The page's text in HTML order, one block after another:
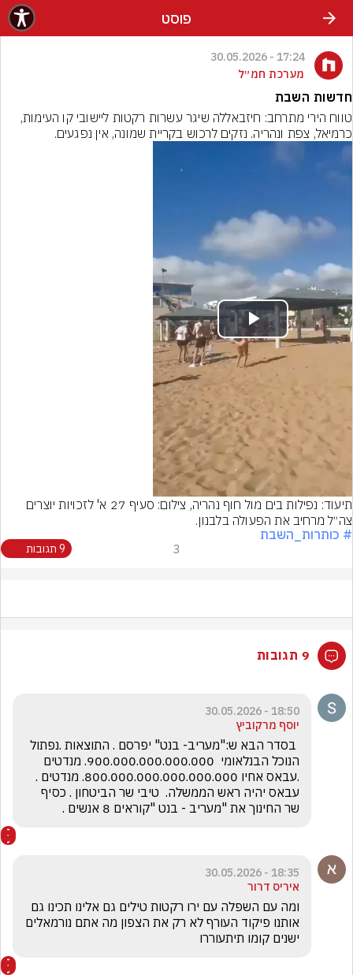
פוסט
17:24 - 30.05.2026
מערכת חמ״ל
חדשות השבת
כרמיאל, צפת ונהריה. נזקים לרכוש בקריית שמונה, אין נפגעים.
Play
Video
תיעוד: נפילות בים מול חוף נהריה, צילום: סעיף 27 א' לזכויות יוצרים
צה״ל מרחיב את הפעולה בלבנון.
# כותרות_השבת
3 9 תגובות
9 תגובות
18:50 - 30.05.2026
יוסף מרקוביץ
שר החינוך את "מעריב - בנט "קוראים 8 אנשים .
18:35 - 30.05.2026
איריס דרור
ישנים קומו תיתעוררו